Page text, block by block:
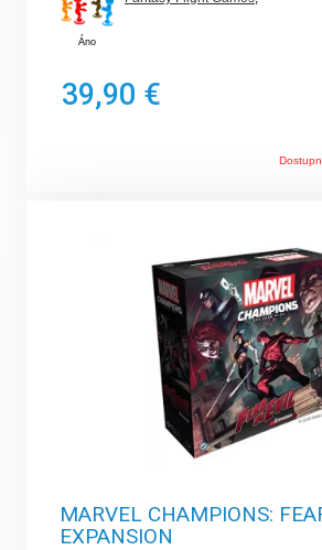
Áno
39,90 €
MARVEL CHAMPIONS:
EXPANSION